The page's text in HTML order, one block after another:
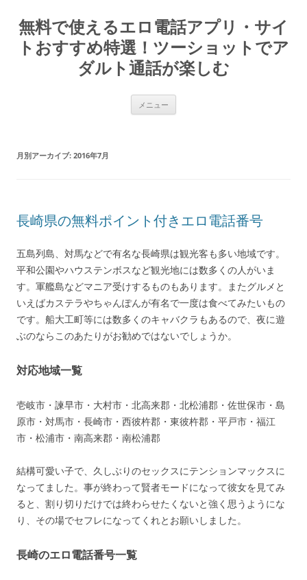
テ
ン
ツ
無料で使えるエロ電話アプリ・サイ
トおすすめ特選！ツーショットでア
ダルト通話が楽しむ
メニュー
月別アーカイブ: 2016年7月
長崎県の無料ポイント付きエロ電話番号
五島列島、対馬などで有名な長崎県は観光客も多い地域です。
平和公園やハウステンボスなど観光地には数多くの人がいま
す。軍艦島などマニア受けするものもあります。またグルメと
いえばカステラやちゃんぽんが有名で一度は食べてみたいもの
です。船大工町等には数多くのキャバクラもあるので、夜に遊
ぶのならこのあたりがお勧めではないでしょうか。
対応地域一覧
壱岐市・諫早市・大村市・北高来郡・北松浦郡・佐世保市・島
原市・対馬市・長崎市・西彼杵郡・東彼杵郡・平戸市・福江
市・松浦市・南高来郡・南松浦郡
結構可愛い子で、久しぶりのセックスにテンションマックスに
なってました。事が終わって賢者モードになって彼女を見てみ
ると、割り切りだけでは終わらせたくないと強く思うようにな
り、その場でセフレになってくれとお願いしました。
長崎のエロ電話番号一覧